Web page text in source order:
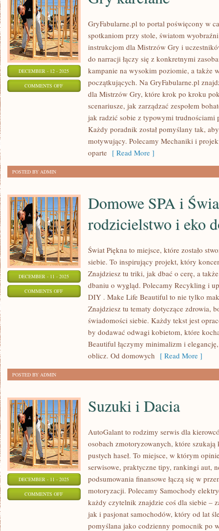
DECEMBER - 12 - 2025
COMMENTS OFFON
GryFabularne.pl to portal poświęcony w
spotkaniom przy stole, światom
instrukcjom dla Mistrzów Gry i
do narracji łączy się z konkretnymi
kampanie na wysokim poziomie, a także
początkujących. Na GryFabularne.pl
dla Mistrzów Gry, które krok po kroku
scenariusze, jak zarządzać zespołem
jak radzić sobie z typowymi trudnościami
Każdy poradnik został pomyślany tak,
motywujący. Polecamy Mechaniki i
oparte [ Read More ]
POSTED BY ADMIN
DECEMBER - 11 - 2025
COMMENTS OFFON
Z
DZIEĆMI
Domowe SPA i
rodzicielstwo i eko
Świat Piękna to miejsce, które zostało
siebie. To inspirujący projekt, który
Znajdziesz tu triki, jak dbać o cerę, a
dbaniu o wygląd. Polecamy Recykling i
DIY . Make Life Beautiful to nie tylko
Znajdziesz tu tematy dotyczące zdrowia,
świadomości siebie. Każdy tekst jest
by dodawać odwagi kobietom, które
Beautiful łączymy minimalizm i
oblicz. Od domowych [ Read More ]
POSTED BY ADMIN
DECEMBER - 11 - 2025
COMMENTS OFFON
Suzuki i Dacia
AutoGalant to rodzimy serwis dla
osobach zmotoryzowanych, które
pustych haseł. To miejsce, w którym
serwisowe, praktyczne tipy, rankingi aut,
podsumowania finansowe łączą się w
motoryzacji. Polecamy Samochody
każdy czytelnik znajdzie coś dla siebie –
jak i pasjonat samochodów, który od lat
pomyślana jako codzienny pomocnik po